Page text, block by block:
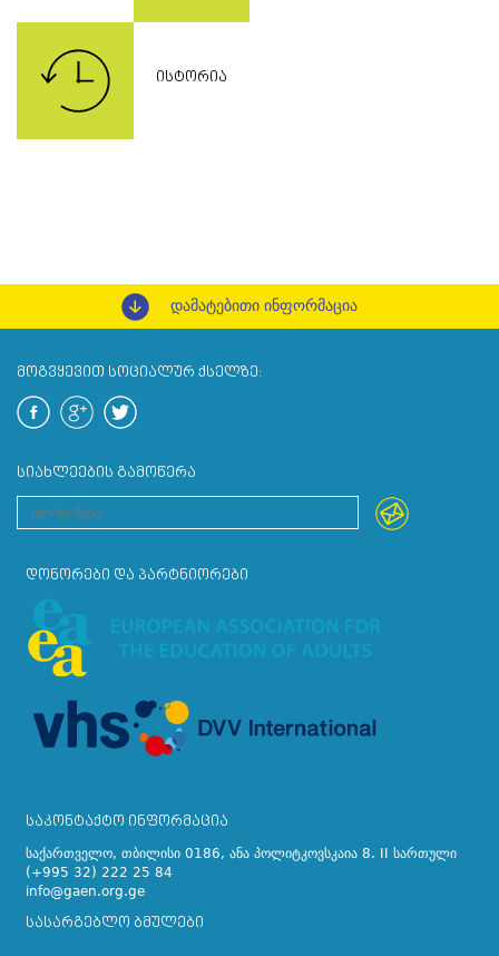
ᲘᲡᲢᲝᲠᲘᲐ
დამატებითი ინფორმაცია
ᲛᲝᲒᲕᲧᲔᲕᲘᲗ ᲡᲝᲪᲘᲐᲚᲣᲠ ᲥᲡᲔᲚᲖᲔ:
ᲡᲘᲐᲮᲚᲔᲔᲑᲘᲡ ᲒᲐᲛᲝᲬᲔᲠᲐ
ᲓᲝᲜᲝᲠᲔᲑᲘ ᲓᲐ ᲞᲐᲠᲢᲜᲘᲝᲠᲔᲑᲘ
ᲡᲐᲙᲝᲜᲢᲐᲥᲢᲝ ᲘᲜᲤᲝᲠᲛᲐᲪᲘᲐ
საქართველო, თბილისი 0186, ანა პოლიტკოვსკაია 8. II სართული
(+995 32) 222 25 84
info@gaen.org.ge
ᲡᲐᲡᲐᲠᲒᲔᲑᲚᲝ ᲑᲛᲣᲚᲔᲑᲘ